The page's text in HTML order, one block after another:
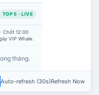
TOP 5 · LIVE
Chốt 12:00
VIP Whale.
tháng.
Auto-refresh (30s)Refresh Now